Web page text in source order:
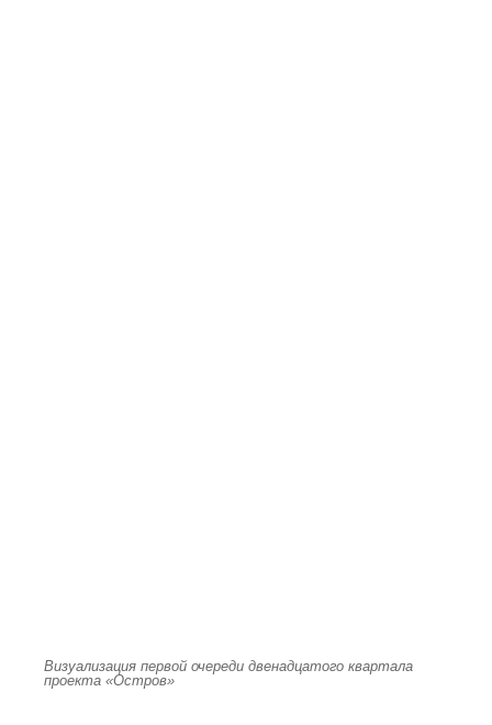
Визуализация первой очереди двенадцатого квартала
проекта «Остров»